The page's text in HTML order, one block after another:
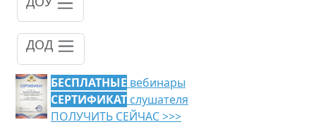
ДОД
БЕСПЛАТНЫЕ вебинары
СЕРТИФИКАТ слушателя
ПОЛУЧИТЬ СЕЙЧАС >>>